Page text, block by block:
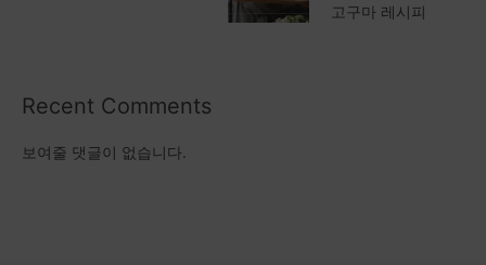
고구마 레시피
Recent Comments
보여줄 댓글이 없습니다.